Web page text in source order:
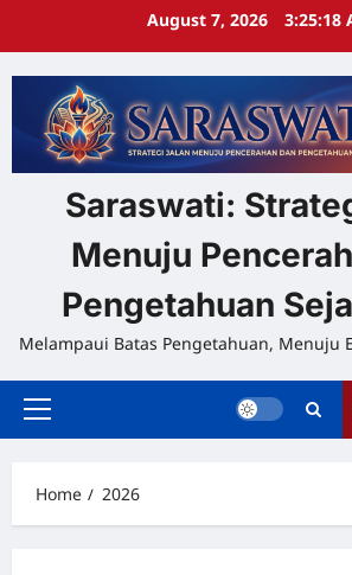
August 7, 2026 3:25:18
Saraswati:
Menuju
Pengetahuan
Melampaui Batas Pengetahuan, Menuju
Primary
Home 2026